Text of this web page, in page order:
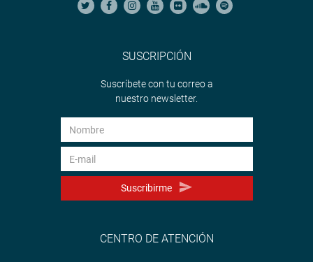
SUSCRIPCIÓN
Suscríbete con tu correo a
nuestro newsletter.
Suscribirme
CENTRO DE ATENCIÓN